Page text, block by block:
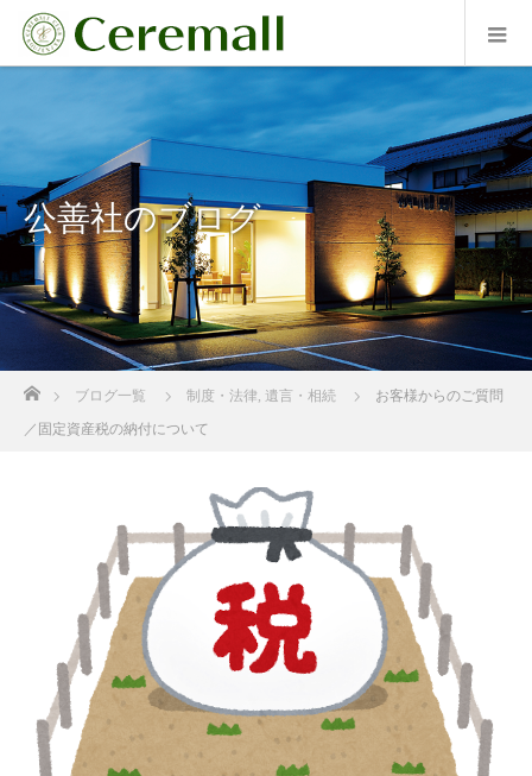
公善社のブログ
ブログ一覧 制度・法律, 遺言・相続
お客様からのご質問
／固定資産税の納付について